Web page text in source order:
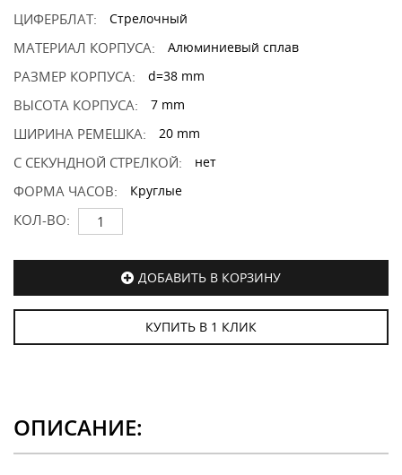
ЦИФЕРБЛАТ: Стрелочный
МАТЕРИАЛ КОРПУСА: Алюминиевый сплав
РАЗМЕР КОРПУСА: d=38 mm
ВЫСОТА КОРПУСА: 7 mm
ШИРИНА РЕМЕШКА: 20 mm
С СЕКУНДНОЙ СТРЕЛКОЙ: нет
ФОРМА ЧАСОВ: Круглые
КОЛ-ВО:
ДОБАВИТЬ В КОРЗИНУ
КУПИТЬ В 1 КЛИК
ОПИСАНИЕ: